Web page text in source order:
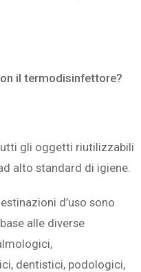
il termodisinfettore?
gli oggetti riutilizzabili
alto standard di igiene.
d’uso sono
alle diverse
dentistici, podologici,